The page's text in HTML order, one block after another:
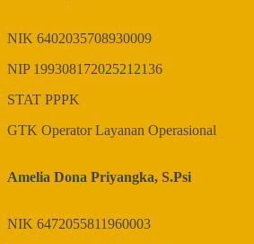
NIK 6402035708930009
NIP 199308172025212136
STAT PPPK
GTK Operator Layanan Operasional
Amelia Dona Priyangka, S.Psi
NIK 6472055811960003